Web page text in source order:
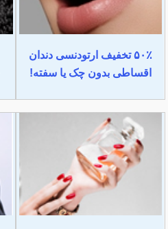
۵۰٪ تخفیف ارتودنسی دندان
اقساطی بدون چک یا سفته!